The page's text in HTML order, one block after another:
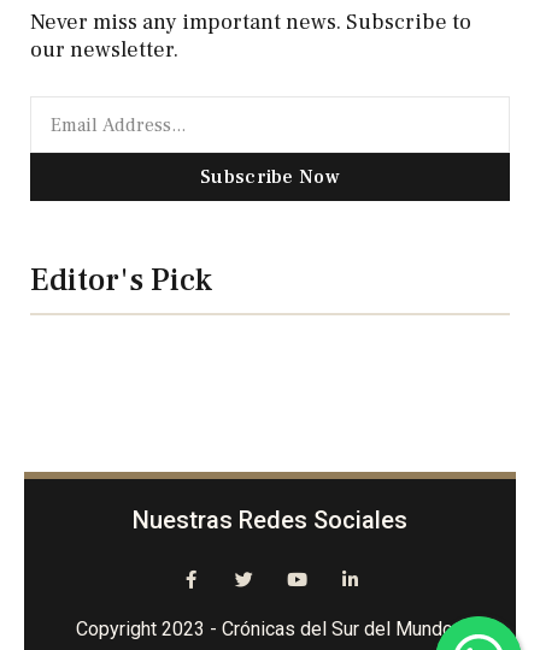
Never miss any important news. Subscribe to
our newsletter.
Subscribe Now
Editor's Pick
Nuestras Redes Sociales
Copyright 2023 - Crónicas del Sur del Mundo -